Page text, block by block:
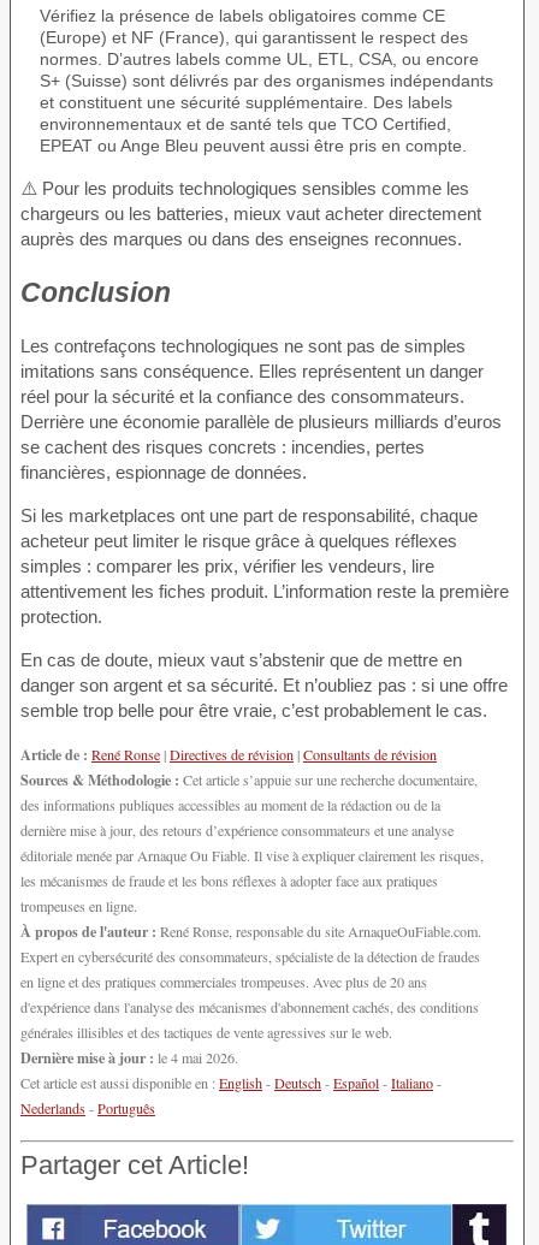
Vérifiez la présence de labels obligatoires comme CE
(Europe) et NF (France), qui garantissent le respect des
normes. D’autres labels comme UL, ETL, CSA, ou encore
S+ (Suisse) sont délivrés par des organismes indépendants
et constituent une sécurité supplémentaire. Des labels
environnementaux et de santé tels que TCO Certified,
EPEAT ou Ange Bleu peuvent aussi être pris en compte.
⚠️ Pour les produits technologiques sensibles comme les
chargeurs ou les batteries, mieux vaut acheter directement
auprès des marques ou dans des enseignes reconnues.
Conclusion
Les contrefaçons technologiques ne sont pas de simples
imitations sans conséquence. Elles représentent un danger
réel pour la sécurité et la confiance des consommateurs.
Derrière une économie parallèle de plusieurs milliards d’euros
se cachent des risques concrets : incendies, pertes
financières, espionnage de données.
Si les marketplaces ont une part de responsabilité, chaque
acheteur peut limiter le risque grâce à quelques réflexes
simples : comparer les prix, vérifier les vendeurs, lire
attentivement les fiches produit. L’information reste la première
protection.
En cas de doute, mieux vaut s’abstenir que de mettre en
danger son argent et sa sécurité. Et n’oubliez pas : si une offre
semble trop belle pour être vraie, c’est probablement le cas.
Article de : René Ronse|Directives de révision|Consultants de révision
Sources & Méthodologie : Cet article s’appuie sur une recherche documentaire,
des informations publiques accessibles au moment de la rédaction ou de la
dernière mise à jour, des retours d’expérience consommateurs et une analyse
éditoriale menée par Arnaque Ou Fiable. Il vise à expliquer clairement les risques,
les mécanismes de fraude et les bons réflexes à adopter face aux pratiques
trompeuses en ligne.
À propos de l'auteur : René Ronse, responsable du site ArnaqueOuFiable.com.
Expert en cybersécurité des consommateurs, spécialiste de la détection de fraudes
en ligne et des pratiques commerciales trompeuses. Avec plus de 20 ans
d'expérience dans l'analyse des mécanismes d'abonnement cachés, des conditions
générales illisibles et des tactiques de vente agressives sur le web.
Dernière mise à jour : le 4 mai 2026.
Cet article est aussi disponible en :English-Deutsch-Español-Italiano-
Nederlands-Português
Partager cet Article!